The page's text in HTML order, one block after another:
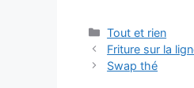
Categories
Tout et rien
Friture sur la
Swap thé